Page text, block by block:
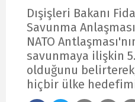
Dışişleri Bakanı
Savunma
NATO
savunmaya ilişkin
olduğunu
hiçbir ülke